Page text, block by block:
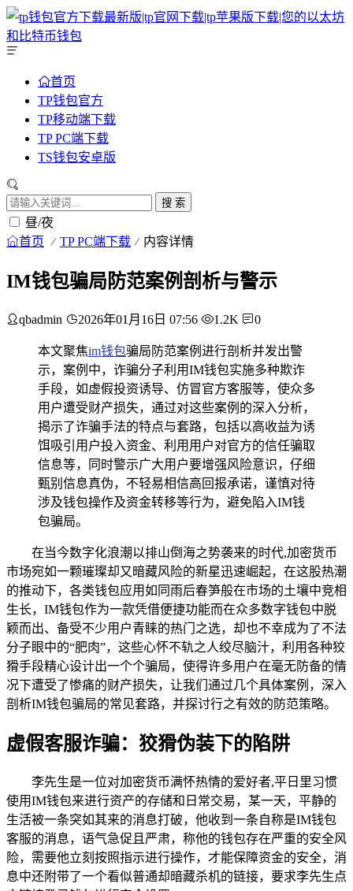
首页
TP钱包官方
TP移动端下载
TP PC端下载
TS钱包安卓版
搜 索
昼/夜
首页 TP PC端下载 内容详情
IM钱包骗局防范案例剖析与警示
qbadmin 2026年01月16日 07:56 1.2K 0
本文聚焦im钱包骗局防范案例进行剖析并发出警
示，案例中，诈骗分子利用IM钱包实施多种欺诈
手段，如虚假投资诱导、仿冒官方客服等，使众多
用户遭受财产损失，通过对这些案例的深入分析，
揭示了诈骗手法的特点与套路，包括以高收益为诱
饵吸引用户投入资金、利用用户对官方的信任骗取
信息等，同时警示广大用户要增强风险意识，仔细
甄别信息真伪，不轻易相信高回报承诺，谨慎对待
涉及钱包操作及资金转移等行为，避免陷入IM钱
包骗局。
在当今数字化浪潮以排山倒海之势袭来的时代,加密货币
市场宛如一颗璀璨却又暗藏风险的新星迅速崛起，在这股热潮
的推动下，各类钱包应用如同雨后春笋般在市场的土壤中竞相
生长，IM钱包作为一款凭借便捷功能而在众多数字钱包中脱
颖而出、备受不少用户青睐的热门之选，却也不幸成为了不法
分子眼中的“肥肉”，这些心怀不轨之人绞尽脑汁，利用各种狡
猾手段精心设计出一个个骗局，使得许多用户在毫无防备的情
况下遭受了惨痛的财产损失，让我们通过几个具体案例，深入
剖析IM钱包骗局的常见套路，并探讨行之有效的防范策略。
虚假客服诈骗：狡猾伪装下的陷阱
李先生是一位对加密货币满怀热情的爱好者,平日里习惯
使用IM钱包来进行资产的存储和日常交易，某一天，平静的
生活被一条突如其来的消息打破，他收到一条自称是IM钱包
客服的消息，语气急促且严肃，称他的钱包存在严重的安全风
险，需要他立刻按照指示进行操作，才能保障资金的安全，消
息中还附带了一个看似普通却暗藏杀机的链接，要求李先生点